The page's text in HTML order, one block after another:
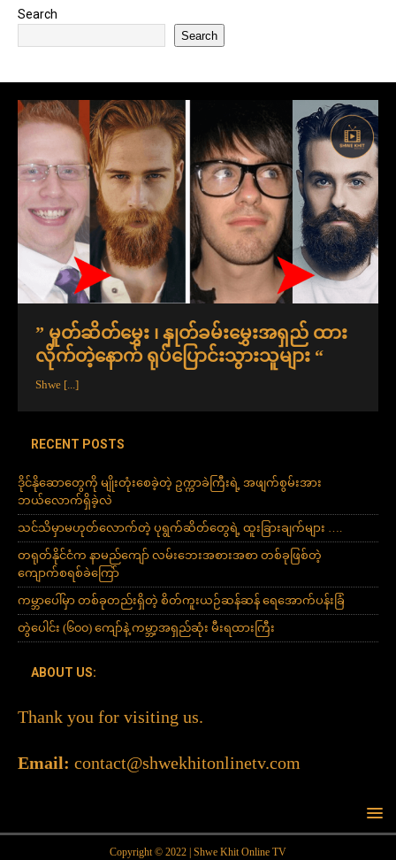
Search
Search
” မှုတ်ဆိတ်မွှေး ၊ နှုတ်ခမ်းမွှေးအရှည် ထား
လိုက်တဲ့နောက် ရုပ်ပြောင်းသွားသူများ “
Shwe [...]
RECENT POSTS
ဒိုင်နိုဆောတွေကို မျိုးတုံးစေခဲ့တဲ့ ဥက္ကာခဲကြီးရဲ့ အဖျက်စွမ်းအား
ဘယ်လောက်ရှိခဲ့လဲ
သင်သိမှာမဟုတ်လောက်တဲ့ ပုရွက်ဆိတ်တွေရဲ့ ထူးခြားချက်များ ….
တရုတ်နိုင်ငံက နာမည်ကျော် လမ်းဘေးအစားအစာ တစ်ခုဖြစ်တဲ့
ကျောက်စရစ်ခဲကြော်
ကမ္ဘာပေါ်မှာ တစ်ခုတည်းရှိတဲ့ စိတ်ကူးယဉ်ဆန်ဆန် ရေအောက်ပန်းခြံ
တွဲပေါင်း (၆၀၀) ကျော်နဲ့ ကမ္ဘာ့အရှည်ဆုံး မီးရထားကြီး
ABOUT US:
Thank you for visiting us.
Email: contact@shwekhitonlinetv.com
Copyright © 2022 | Shwe Khit Online TV